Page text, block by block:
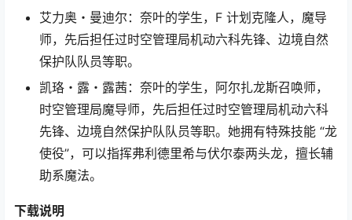
艾力奥・曼迪尔：奈叶的学生，F 计划克隆人，魔导
师，先后担任过时空管理局机动六科先锋、边境自然
保护队队员等职。
凯珞・露・露茜：奈叶的学生，阿尔扎龙斯召唤师，
时空管理局魔导师，先后担任过时空管理局机动六科
先锋、边境自然保护队队员等职。她拥有特殊技能 “龙
使役”，可以指挥弗利德里希与伏尔泰两头龙，擅长辅
助系魔法。
下载说明